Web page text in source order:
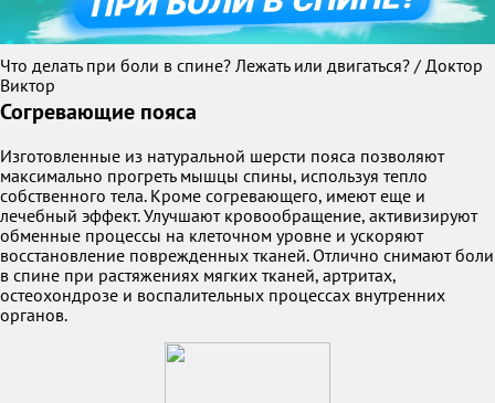
Что делать при боли в спине? Лежать или двигаться? / Доктор
Виктор
Согревающие пояса
Изготовленные из натуральной шерсти пояса позволяют
максимально прогреть мышцы спины, используя тепло
собственного тела. Кроме согревающего, имеют еще и
лечебный эффект. Улучшают кровообращение, активизируют
обменные процессы на клеточном уровне и ускоряют
восстановление поврежденных тканей. Отлично снимают боли
в спине при растяжениях мягких тканей, артритах,
остеохондрозе и воспалительных процессах внутренних
органов.